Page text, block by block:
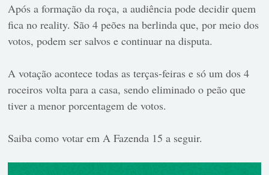
Após a formação da roça, a audiência pode decidir quem
fica no reality. São 4 peões na berlinda que, por meio dos
votos, podem ser salvos e continuar na disputa.
A votação acontece todas as terças-feiras e só um dos 4
roceiros volta para a casa, sendo eliminado o peão que
tiver a menor porcentagem de votos.
Saiba como votar em A Fazenda 15 a seguir.